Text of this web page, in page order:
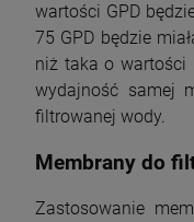
wartości GPD
75 GPD będzie
niż taka o wartości
wydajność samej
filtrowanej wody.
Membrany do
Zastosowanie